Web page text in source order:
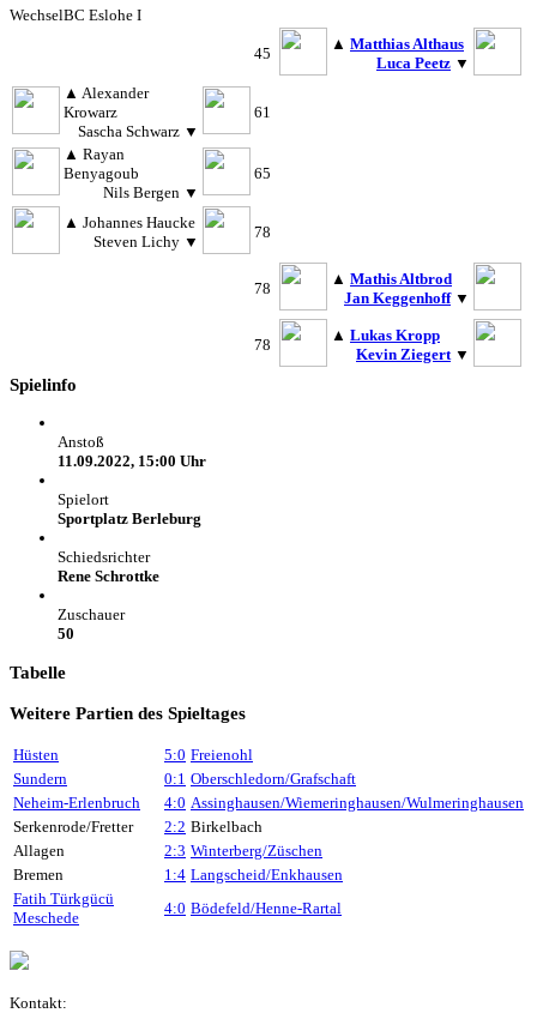
WechselBC Eslohe I
45
▲ Matthias Althaus
Luca Peetz ▼
▲ Alexander
Krowarz
Sascha Schwarz ▼
61
▲ Rayan
Benyagoub
Nils Bergen ▼
65
▲ Johannes Haucke
Steven Lichy ▼
78
78
▲ Mathis Altbrod
Jan Keggenhoff ▼
78
▲ Lukas Kropp
Kevin Ziegert ▼
Spielinfo
Anstoß
11.09.2022, 15:00 Uhr
Spielort
Sportplatz Berleburg
Schiedsrichter
Rene Schrottke
Zuschauer
50
Tabelle
Weitere Partien des Spieltages
Hüsten 5:0 Freienohl
Sundern
0:1 Oberschledorn/Grafschaft
Neheim-Erlenbruch
4:0 Assinghausen/Wiemeringhausen/Wulmeringhausen
Serkenrode/Fretter
2:2 Birkelbach
Allagen
2:3 Winterberg/Züschen
Bremen
1:4 Langscheid/Enkhausen
Fatih Türkgücü
Meschede
4:0 Bödefeld/Henne-Rartal
Kontakt: